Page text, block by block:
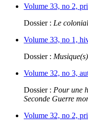
Volume 33, no 2,
Dossier : Le
Volume 33, no 1,
Dossier :
Volume 32, no 3,
Dossier : Pour une
Seconde Guerre
Volume 32, no 2,